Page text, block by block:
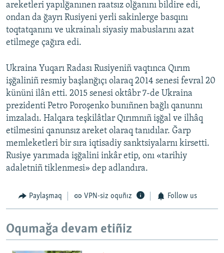
areketleri yapılğanınen raatsız olğanını bildire edi,
ondan da ğayrı Rusiyeni yerli sakinlerge basqını
toqtatqanını ve ukrainalı siyasiy mabuslarını azat
etilmege çağıra edi.
Ukraina Yuqarı Radası Rusiyeniñ vaqtınca Qırım
işğaliniñ resmiy başlanğıçı olaraq 2014 senesi fevral 20
kününi ilân etti. 2015 senesi oktâbr 7-de Ukraina
prezidenti Petro Poroşenko bunıñnen bağlı qanunnı
imzaladı. Halqara teşkilâtlar Qırımnıñ işğal ve ilhâq
etilmesini qanunsız areket olaraq tanıdılar. Ğarp
memleketleri bir sıra iqtisadiy sanktsiyalarnı kirsetti.
Rusiye yarımada işğalini inkâr etip, onı «tarihiy
adaletniñ tiklenmesi» dep adlandıra.
Paylaşmaq VPN-siz oquñız Follow us
Oqumağa devam etiñiz